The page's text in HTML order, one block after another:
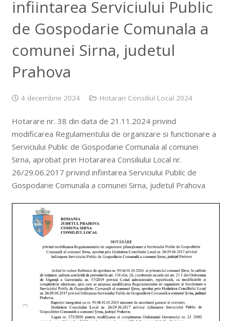
infiintarea Serviciului Public
de Gospodarie Comunala a
comunei Sirna, judetul
Prahova
4 decembrie 2024 Hotarari Consiliul Local 2024
Hotarare nr. 38 din data de 21.11.2024 privind
modificarea Regulamentului de organizare si functionare a
Serviciului Public de Gospodarie Comunala al comunei
Sirna, aprobat prin Hotararea Consiliului Local nr.
26/29.06.2017 privind infiintarea Serviciului Public de
Gospodarie Comunala a comunei Sirna, judetul Prahova